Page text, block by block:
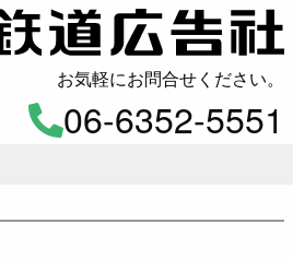
お気軽にお問合せください。
06-6352-5551